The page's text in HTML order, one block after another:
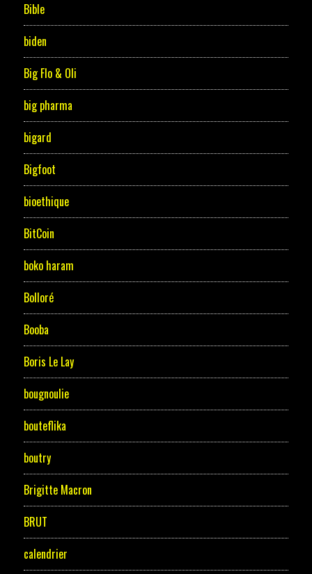
Bible
biden
Big Flo & Oli
big pharma
bigard
Bigfoot
bioethique
BitCoin
boko haram
Bolloré
Booba
Boris Le Lay
bougnoulie
bouteflika
boutry
Brigitte Macron
BRUT
calendrier